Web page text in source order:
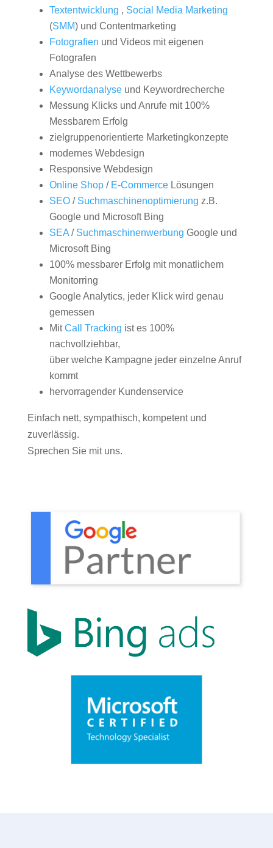
Textentwicklung , Social Media Marketing
(SMM) und Contentmarketing
Fotografien und Videos mit eigenen
Fotografen
Analyse des Wettbewerbs
Keywordanalyseund Keywordrecherche
Messung Klicks und Anrufe mit 100%
Messbarem Erfolg
zielgruppenorientierte Marketingkonzepte
modernes Webdesign
Responsive Webdesign
Online Shop/ E-CommerceLösungen
SEO/ Suchmaschinenoptimierung z.B.
Google und Microsoft Bing
SEA/ Suchmaschinenwerbung Google und
Microsoft Bing
100% messbarer Erfolg mit monatlichem
Monitorring
Google Analytics, jeder Klick wird genau
gemessen
MitCall Tracking ist es 100%
nachvollziehbar,
über welche Kampagne jeder einzelne Anruf
kommt
hervorragender Kundenservice
Einfach nett, sympathisch, kompetent und
zuverlässig.
Sprechen Sie mit uns.